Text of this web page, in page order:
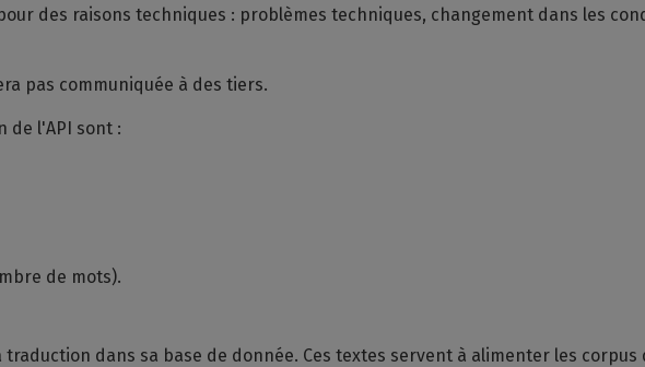
des raisons techniques : problèmes techniques, changement dans les
pas communiquée à des tiers.
de l'API sont :
de mots).
traduction dans sa base de donnée. Ces textes servent à alimenter les